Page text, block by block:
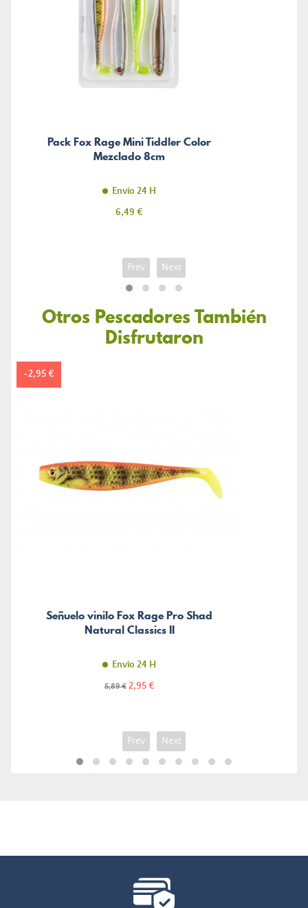
Pack Fox Rage Mini Tiddler Color
Mezclado 8cm
Envío 24 H
Precio
6,49 €
Prev Next
Otros Pescadores También
Disfrutaron
Señuelo vinilo Fox Rage Pro Shad
Natural Classics II
Envío 24 H
Precio
5,89 € Precio
2,95 €
-2,95 €
Prev Next